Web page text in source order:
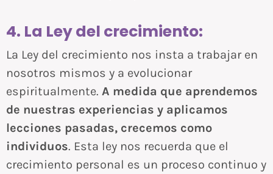
4. La Ley del crecimiento:
La Ley del crecimiento nos insta a trabajar en
nosotros mismos y a evolucionar
espiritualmente. A medida que aprendemos
de nuestras experiencias y aplicamos
lecciones pasadas, crecemos como
individuos. Esta ley nos recuerda que el
crecimiento personal es un proceso continuo y